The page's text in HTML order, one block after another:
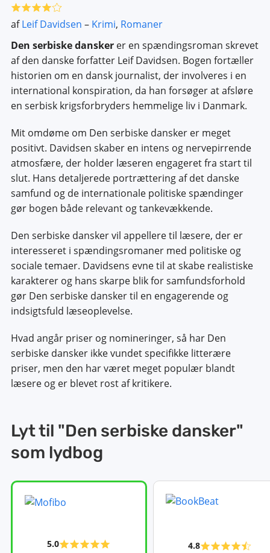
afLeif Davidsen – Krimi, Romaner
Den serbiske danskerer en spændingsroman skrevet
af den danske forfatter Leif Davidsen. Bogen fortæller
historien om en dansk journalist, der involveres i en
international konspiration, da han forsøger at afsløre
en serbisk krigsforbryders hemmelige liv i Danmark.
Mit omdøme om Den serbiske dansker er meget
positivt. Davidsen skaber en intens og nervepirrende
atmosfære, der holder læseren engageret fra start til
slut. Hans detaljerede portrættering af det danske
samfund og de internationale politiske spændinger
gør bogen både relevant og tankevækkende.
Den serbiske dansker vil appellere til læsere, der er
interesseret i spændingsromaner med politiske og
sociale temaer. Davidsens evne til at skabe realistiske
karakterer og hans skarpe blik for samfundsforhold
gør Den serbiske dansker til en engagerende og
indsigtsfuld læseoplevelse.
Hvad angår priser og nomineringer, så har Den
serbiske dansker ikke vundet specifikke litterære
priser, men den har været meget populær blandt
læsere og er blevet rost af kritikere.
Lyt til "Den serbiske dansker"
som lydbog
5.0 4.8